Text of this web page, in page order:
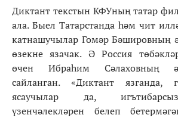
Диктант текстын КФУның татар
ала. Быел Татарстанда һәм чит
катнашучылар Гомәр Бәшировның
өзекне язачак. Ә Россия
өчен Ибраһим Сәлаховның
сайланган. «Диктант язганда,
ясаучылар да,
үзенчәлекләрен белеп